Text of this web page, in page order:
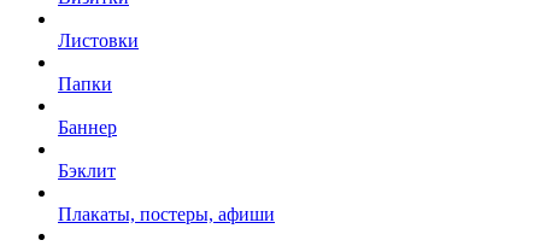
Листовки
Папки
Баннер
Бэклит
Плакаты, постеры, афиши